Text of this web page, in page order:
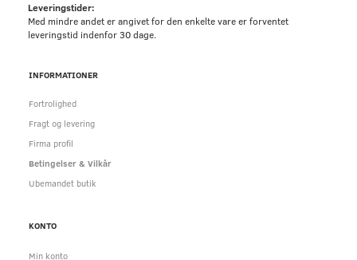
Leveringstider:
Med mindre andet er angivet for den enkelte vare er forventet
leveringstid indenfor 30 dage.
INFORMATIONER
Fortrolighed
Fragt og levering
Firma profil
Betingelser & Vilkår
Ubemandet butik
KONTO
Min konto